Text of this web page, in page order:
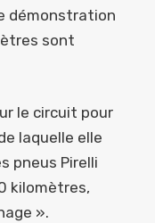
démonstration
sont
le circuit pour
laquelle elle
pneus Pirelli
kilomètres,
».